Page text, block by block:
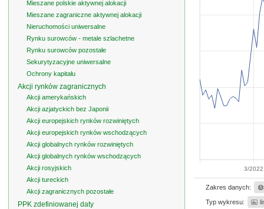
3/2022
Zakres danych:
Typ wykresu:
Mieszane polskie aktywnej alokacji
Mieszane zagraniczne aktywnej alokacji
Nieruchomości uniwersalne
Rynku surowców - metale szlachetne
Rynku surowców pozostałe
Sekurytyzacyjne uniwersalne
Ochrony kapitału
Akcji rynków zagranicznych
Akcji amerykańskich
Akcji azjatyckich bez Japonii
Akcji europejskich rynków rozwiniętych
Akcji europejskich rynków wschodzących
Akcji globalnych rynków rozwiniętych
Akcji globalnych rynków wschodzących
Akcji rosyjskich
Akcji tureckich
Akcji zagranicznych pozostałe
PPK zdefiniowanej daty